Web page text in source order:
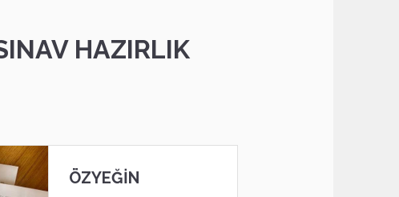
HAZIRLIK
ÖZYEĞIN